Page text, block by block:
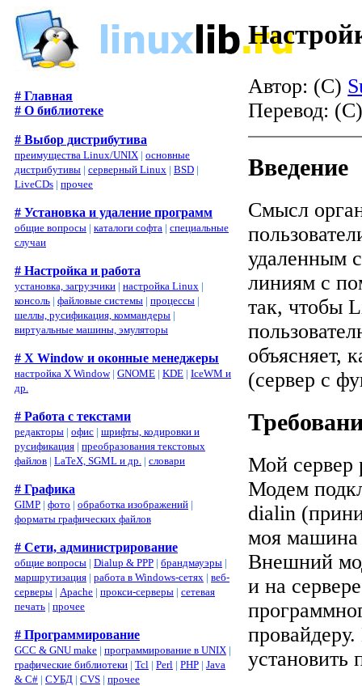
# Главная
# О библиотеке
# Выбор дистрибутива
преимущества Linux/UNIX | основные
дистрибутивы | серверный Linux | BSD |
LiveCDs | прочее
# Установка и удаление программ
общие вопросы | каталоги софта | специальные
случаи
# Настройка и работа
установка, загрузчики | настройка Linux |
консоль | файловые системы | процессы |
шеллы, русификация, коммандеры |
виртуальные машины, эмуляторы
# X Window и оконные менеджеры
настройка X Window| GNOME | KDE | IceWM и
др.
# Работа с текстами
редакторы | офис | шрифты, кодировки и
русификация | преобразования текстовых
файлов | LaTeX, SGML и др. | словари
# Графика
GIMP | фото | обработка изображений |
форматы графических файлов
# Сети, администрирование
общие вопросы | Dialup & PPP | брандмауэры |
маршрутизация | работа в Windows-сетях | веб-
серверы | Apache | прокси-серверы | сетевая
печать | прочее
# Программирование
GCC & GNU make | программирование в UNIX |
графические библиотеки | Tcl | Perl | PHP | Java
& C# | СУБД | CVS | прочее
Автор: (C)
Перевод:
Введение
Смысл
удаленным
линиям с
так, чтобы
объясняет,
(сервер с
Мой сервер
Модем
dialin
моя машина
Внешний
и на
установить